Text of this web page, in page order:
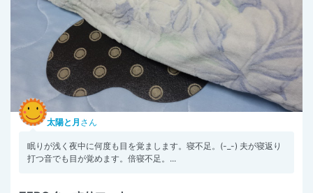
太陽と月 さん
眠りが浅く夜中に何度も目を覚まします。寝不足。(-_-) 夫が寝返り
打つ音でも目が覚めます。倍寝不足。...